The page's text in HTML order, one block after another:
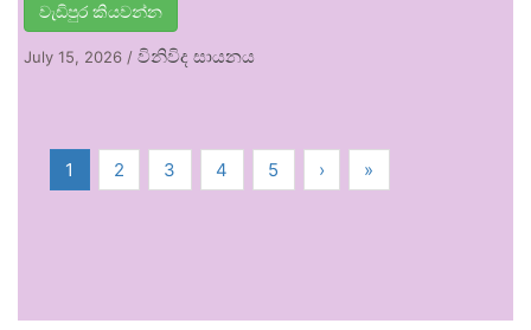
වැඩිපුර කියවන්න
July 15, 2026 / විනිවිද සායනය
1 2 3 4 5 › »